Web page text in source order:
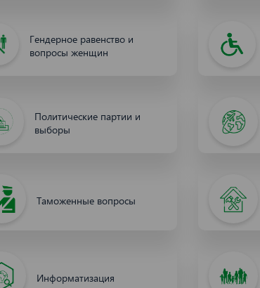
Гендерное равенство и
вопросы женщин
Политические партии и
выборы
Таможенные вопросы
Информатизация
Network Error